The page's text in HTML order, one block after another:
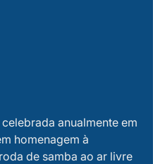
anualmente em
homenagem à
de samba ao ar livre